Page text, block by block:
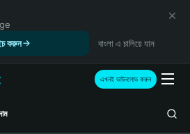
করুন
বাংলা এ চালিয়ে যান
এখনই ডাউনলোড করুন